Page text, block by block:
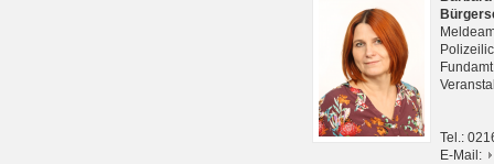
Tel.:
E-Mail: